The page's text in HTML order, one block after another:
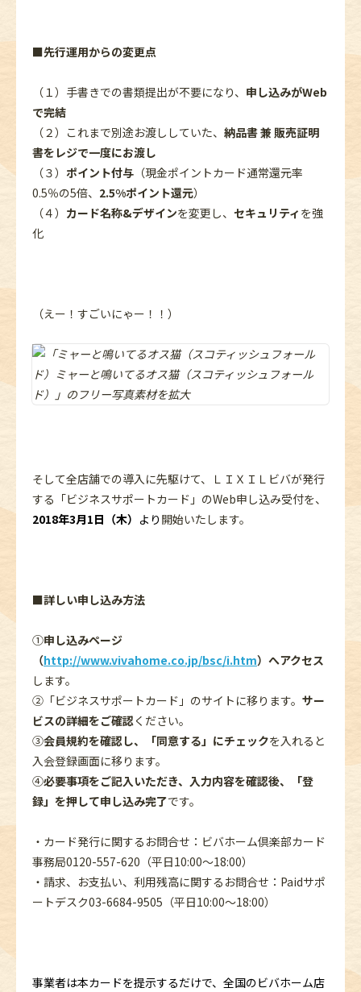
■先行運用からの変更点
（１）手書きでの書類提出が不要になり、 申し込みがWeb
で完結
（２）これまで別途お渡ししていた、 納品書 兼 販売証明
書をレジで一度にお渡し
（３） ポイント付与 （現金ポイントカード通常還元率
0.5％の5倍、 2.5%ポイント還元）
（４） カード名称&デザインを変更し、 セキュリティ を強
化
（えー！すごいにゃー！！）
そして全店舗での導入に先駆けて、ＬＩＸＩＬビバが発行
する「ビジネスサポートカード」のWeb申し込み受付を、
2018年3月1日（木） より 開始いたします。
■詳しい申し込み方法
①申し込みページ
（http://www.vivahome.co.jp/bsc/i.htm）へアクセス
します。
②「ビジネスサポートカード」のサイトに移ります。 サー
ビスの詳細をご確認ください。
③会員規約を確認し、「同意する」にチェックを入れると
入会登録画面に移ります。
④必要事項をご記入いただき、入力内容を確認後、「登
録」を押して申し込み完了です。
・カード発行に関するお問合せ：ビバホーム倶楽部カード
事務局0120-557-620（平日10:00～18:00）
・請求、お支払い、利用残高に関するお問合せ：Paidサポ
ートデスク03-6684-9505（平日10:00～18:00）
事業者は本カードを提示するだけで、全国のビバホーム店